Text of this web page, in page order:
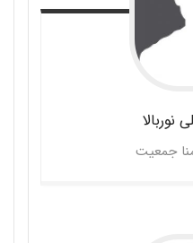
نوربالا
جمعیت